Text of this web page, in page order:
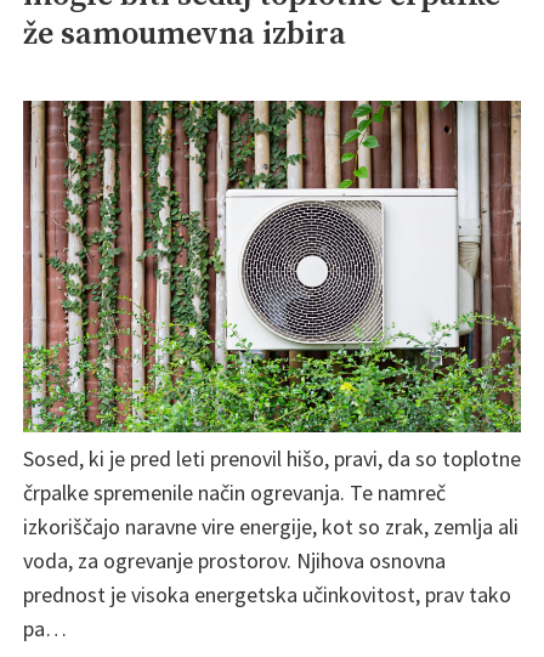
že samoumevna izbira
Sosed, ki je pred leti prenovil hišo, pravi, da so toplotne
črpalke spremenile način ogrevanja. Te namreč
izkoriščajo naravne vire energije, kot so zrak, zemlja ali
voda, za ogrevanje prostorov. Njihova osnovna
prednost je visoka energetska učinkovitost, prav tako
pa…